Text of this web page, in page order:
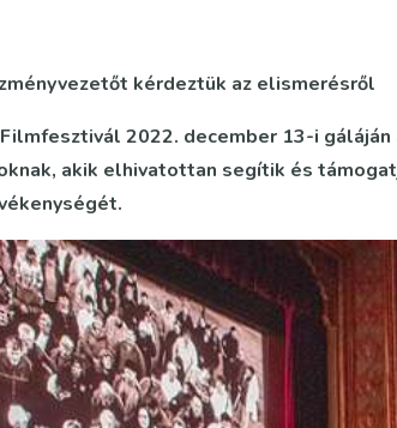
kérdeztük az elismerésről
2022. december 13-i
akik elhivatottan segítik és